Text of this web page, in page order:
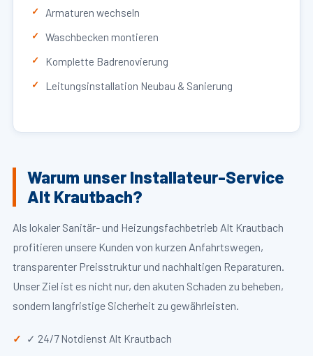
Armaturen wechseln
Waschbecken montieren
Komplette Badrenovierung
Leitungsinstallation Neubau & Sanierung
Warum unser Installateur-Service
Alt Krautbach?
Als lokaler Sanitär- und Heizungsfachbetrieb Alt Krautbach
profitieren unsere Kunden von kurzen Anfahrtswegen,
transparenter Preisstruktur und nachhaltigen Reparaturen.
Unser Ziel ist es nicht nur, den akuten Schaden zu beheben,
sondern langfristige Sicherheit zu gewährleisten.
✓ 24/7 Notdienst Alt Krautbach